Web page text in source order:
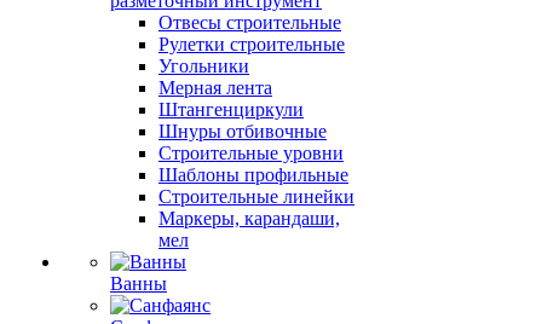
Отвесы строительные
Рулетки строительные
Угольники
Мерная лента
Штангенциркули
Шнуры отбивочные
Строительные уровни
Шаблоны профильные
Строительные линейки
Маркеры, карандаши,
мел
Ванны